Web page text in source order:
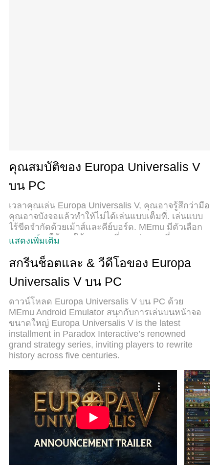
คุณสมบัติของ Europa Universalis V
บน PC
เวลาคุณเล่น Europa Universalis V, คุณอาจรู้สึกว่ามือ
คุณอาจบังจอแล้วทำให้ไม่ได้เล่นแบบเต็มที่. เล่นแบบ
ไร้ขีดจำกัดด้วยเม้าส์และคีย์บอร์ด. MEmu มีตัวเลือก
หลายอย่างให้คุณใช้งานเกมที่คุณเล่นแบบที่คุณ
บน PC. เล่นนานแค่ไหนก็ได้, ไม่ต้องชาร์จแบตเตอรี่,
หรือเจอคนโทรเข้ามาระหว่างเล่น. MEmu 9 เป็นตัว
เลือกสำหรับการเล่น Europa Universalis V บน PC.
ได้เหมือนเล่น Europa Universalis V เป็นเกม PC เช่น
เล็งด้วยเม้าส์หรือใช้คีย์บอร์ด. ระบบของเรายังทำให้
คุณสามารถเปิดเล่นได้มากกว่า 2 เกมพร้อมๆกันใน
คอมของคุณ. และที่สำคัญที่สุด, ระบบโปรแกรมของ
เราสามารถทำให้คุณใช้ระบบของ PC ทำให้เกมลื่น
เหมือนกับใช้โทรศัพท์รุ่นล่าสุด. เราไม่ได้ดูแลเรื่องการ
การเล่นด้วย.
แสดงเพิ่มเติม
สกรีนช็อตและ & วีดีโอของ Europa
Universalis V บน PC
ดาวน์โหลด Europa Universalis V บน PC ด้วย
MEmu Android Emulator สนุกกับการเล่นบนหน้าจอ
ขนาดใหญ่ Europa Universalis V is the latest
installment in Paradox Interactive’s renowned
grand strategy series, inviting players to rewrite
history across five centuries.